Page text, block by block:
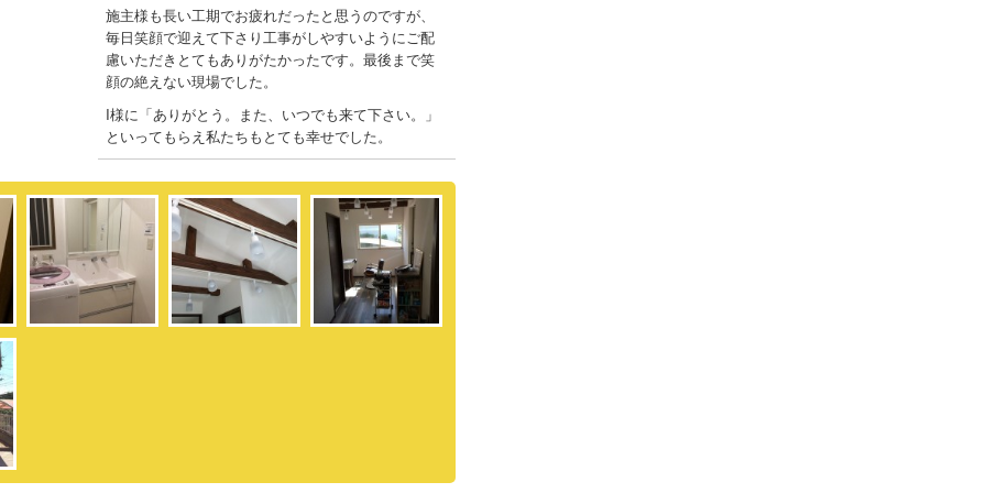
施主様も長い工期でお疲れだったと思うのですが、
毎日笑顔で迎えて下さり工事がしやすいようにご配
慮いただきとてもありがたかったです。最後まで笑
顔の絶えない現場でした。
I様に「ありがとう。また、いつでも来て下さい。」
といってもらえ私たちもとても幸せでした。